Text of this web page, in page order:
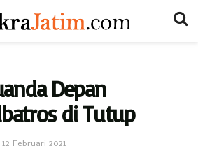
Depan
di Tutup
12 Februari 2021